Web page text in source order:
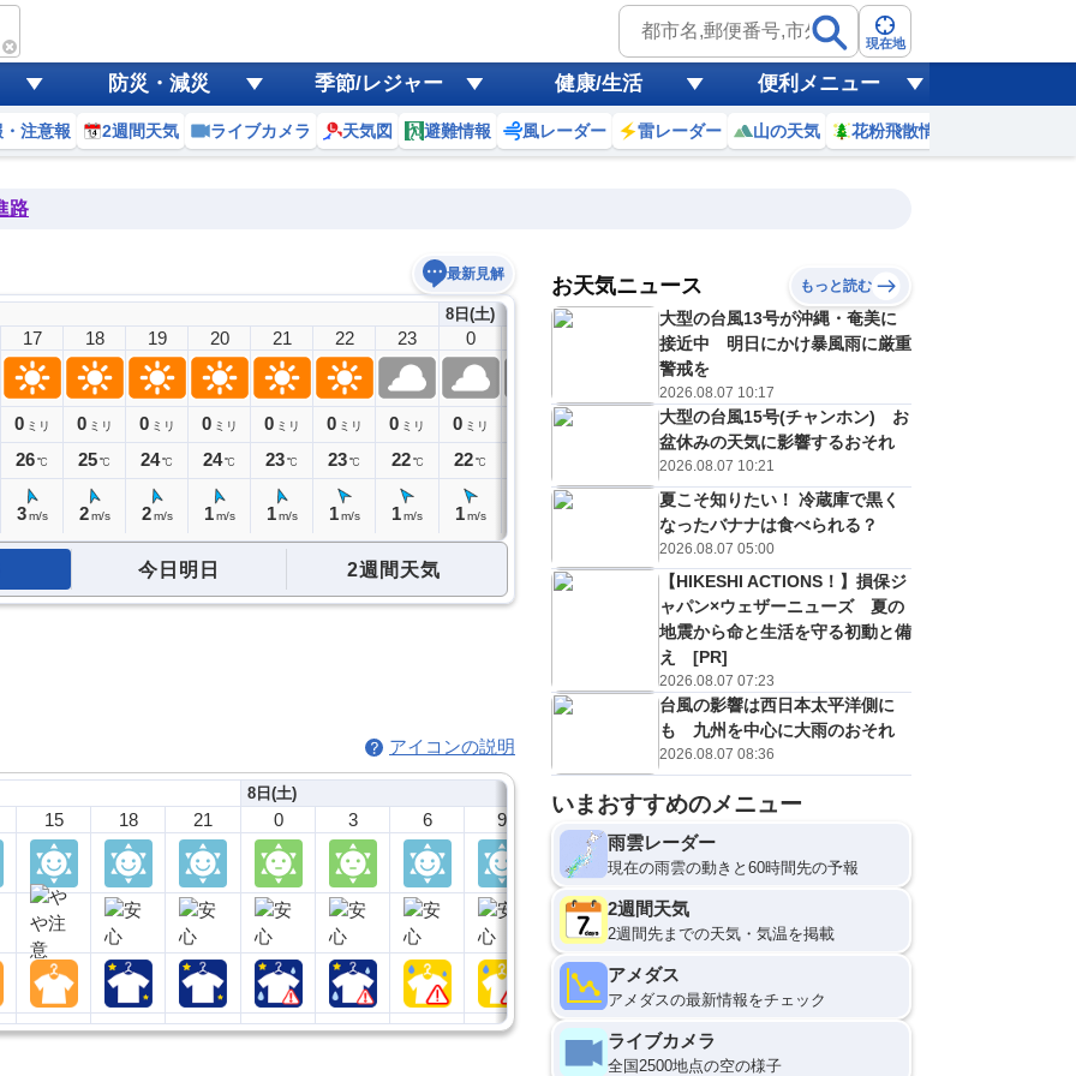
現在地
防災・減災 季節/レジャー 健康/生活 便利メニュー
注意報 2週間天気 ライブカメラ 天気図 避難情報 風レーダー 雷レーダー 山の天気 花粉飛散情報
路
最新見解
17
0 ミリ
26℃
3 m/s
18
0 ミリ
25℃
2 m/s
19
0 ミリ
24℃
2 m/s
20
0 ミリ
24℃
1 m/s
21
0 ミリ
23℃
1 m/s
22
0 ミリ
23℃
1 m/s
23
0 ミリ
22 ℃
1m/s
8日(土)
0
0 ミリ
22℃
1 m/s
3
ミリ
℃
m/s
0ミリ
21℃
1 m/s
5
0ミリ
21
1 m/s
6
0ミリ
1 m/s
7
0ミリ
1
今日明日 2週間天気
アイコンの説明
15 18 21
8日(土)
0 3 6 9 12
お天気ニュース もっと読む
大型の台風13号が沖縄・奄美に
接近中 明日にかけ暴風雨に厳重
警戒を
2026.08.07 10:17
大型の台風15号(チャンホン) お
盆休みの天気に影響するおそれ
2026.08.07 10:21
夏こそ知りたい！ 冷蔵庫で黒く
なったバナナは食べられる？
2026.08.07 05:00
【HIKESHI ACTIONS！】損保ジ
ャパン×ウェザーニューズ 夏の
地震から命と生活を守る初動と備
え [PR]
2026.08.07 07:23
台風の影響は西日本太平洋側に
も 九州を中心に大雨のおそれ
2026.08.07 08:36
いまおすすめのメニュー
雨雲レーダー
現在の雨雲の動きと60時間先の予報
2週間天気
2週間先までの天気・気温を掲載
アメダス
アメダスの最新情報をチェック
ライブカメラ
全国2500地点の空の様子